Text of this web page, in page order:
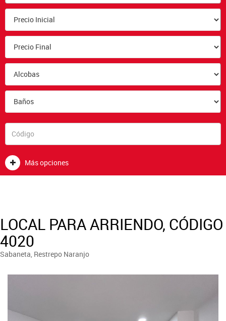
Más opciones
LOCAL PARA ARRIENDO, CÓDIGO
4020
Sabaneta, Restrepo Naranjo